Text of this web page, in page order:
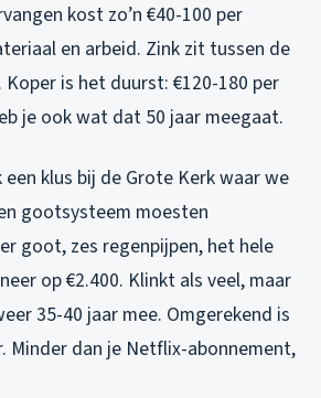
kost zo’n €40-100 per
en arbeid. Zink zit tussen de
Koper is het duurst: €120-180 per
je ook wat dat 50 jaar meegaat.
klus bij de Grote Kerk waar we
gootsysteem moesten
goot, zes regenpijpen, het hele
op €2.400. Klinkt als veel, maar
35-40 jaar mee. Omgerekend is
Minder dan je Netflix-abonnement,